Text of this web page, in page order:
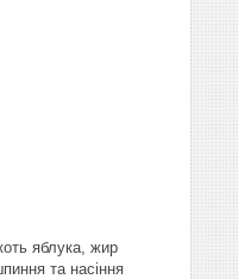
яблука, жир
та насіння